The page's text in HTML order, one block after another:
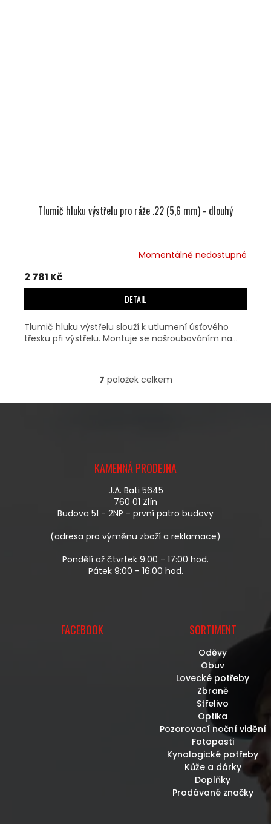
Tlumič hluku výstřelu pro ráže .22 (5,6 mm) - dlouhý
Momentálně nedostupné
2 781 Kč
DETAIL
Tlumič hluku výstřelu slouží k utlumení úsťového
třesku při výstřelu. Montuje se našroubováním na...
O
L
Í
P
R
V
K
V
P
I
7 položek celkem
KAMENNÁ PRODEJNA
J.A. Bati 5645
760 01 Zlín
Budova 51 - 2NP - první patro budovy
(adresa pro výměnu zboží a reklamace)
Pondělí až čtvrtek 9:00 - 17:00 hod.
Pátek 9:00 - 16:00 hod.
FACEBOOK SORTIMENT
Oděvy
Obuv
Lovecké potřeby
Zbraně
Střelivo
Optika
Pozorovací noční vidění
Fotopasti
Kynologické potřeby
Kůže a dárky
Doplňky
Prodávané značky